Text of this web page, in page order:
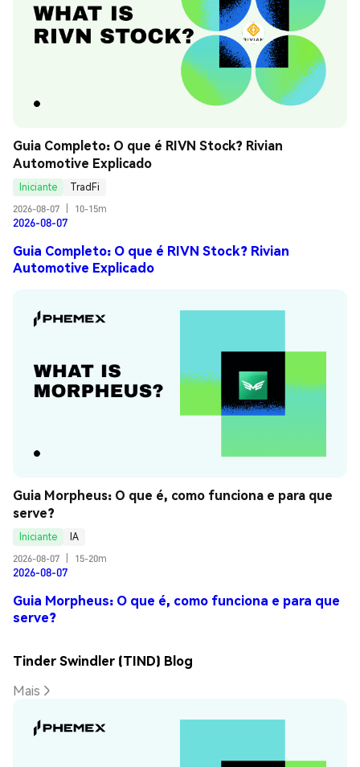
Guia Completo: O que é RIVN Stock? Rivian
Automotive Explicado
Iniciante
TradFi
2026-08-07
10-15m
2026-08-07
Guia Completo: O que é RIVN Stock? Rivian
Automotive Explicado
Guia Morpheus: O que é, como funciona e para que
serve?
Iniciante
IA
2026-08-07
15-20m
2026-08-07
Guia Morpheus: O que é, como funciona e para que
serve?
Tinder Swindler (TIND) Blog
Mais